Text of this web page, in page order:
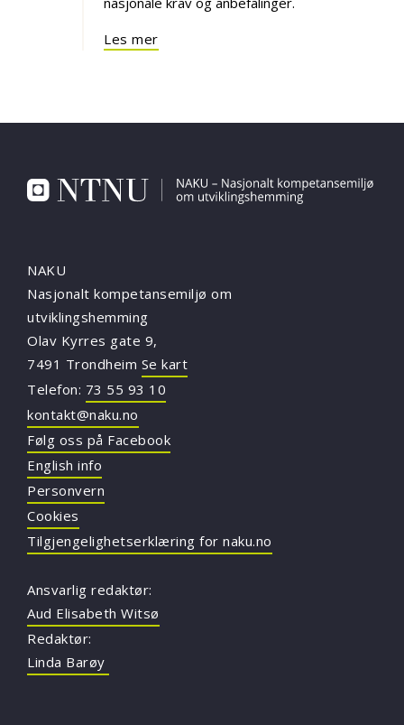
Les mer
NAKU
Nasjonalt kompetansemiljø om
utviklingshemming
Olav Kyrres gate 9,
7491 Trondheim Se kart
Telefon: 73 55 93 10
kontakt@naku.no
Følg oss på Facebook
English info
Personvern
Cookies
Tilgjengelighetserklæring for naku.no
Ansvarlig redaktør:
Aud Elisabeth Witsø
Redaktør:
Linda Barøy